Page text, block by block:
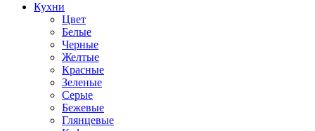
Кухни
Цвет
Белые
Черные
Желтые
Красные
Зеленые
Серые
Бежевые
Глянцевые